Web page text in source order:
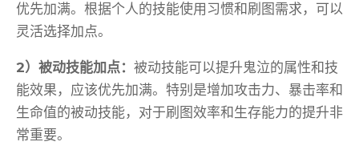
优先加满。根据个人的技能使用习惯和刷图需求，可以
灵活选择加点。
2）被动技能加点： 被动技能可以提升鬼泣的属性和技
能效果，应该优先加满。特别是增加攻击力、暴击率和
生命值的被动技能，对于刷图效率和生存能力的提升非
常重要。